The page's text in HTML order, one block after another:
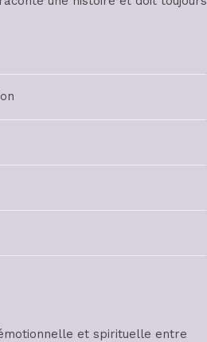
et spirituelle entre